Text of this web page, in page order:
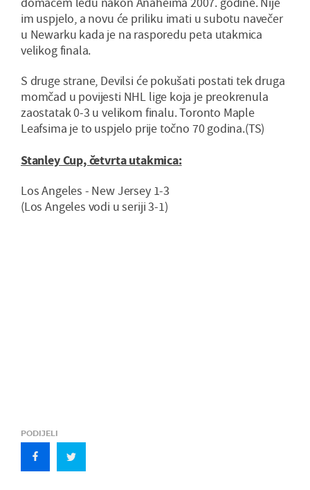
im uspjelo, a novu će priliku imati u subotu navečer
u Newarku kada je na rasporedu peta utakmica
velikog finala.
S druge strane, Devilsi će pokušati postati tek druga
momčad u povijesti NHL lige koja je preokrenula
zaostatak 0-3 u velikom finalu. Toronto Maple
Leafsima je to uspjelo prije točno 70 godina.(TS)
Stanley Cup, četvrta utakmica:
Los Angeles - New Jersey 1-3
(Los Angeles vodi u seriji 3-1)
PODIJELI